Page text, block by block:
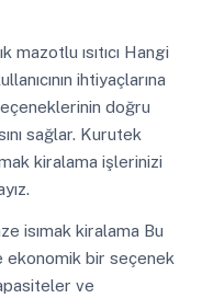
mazotlu ısıtıcı Hangi
ihtiyaçlarına
doğru
sağlar. Kurutek
kiralama işlerinizi
isımak kiralama Bu
ekonomik bir seçenek
ve